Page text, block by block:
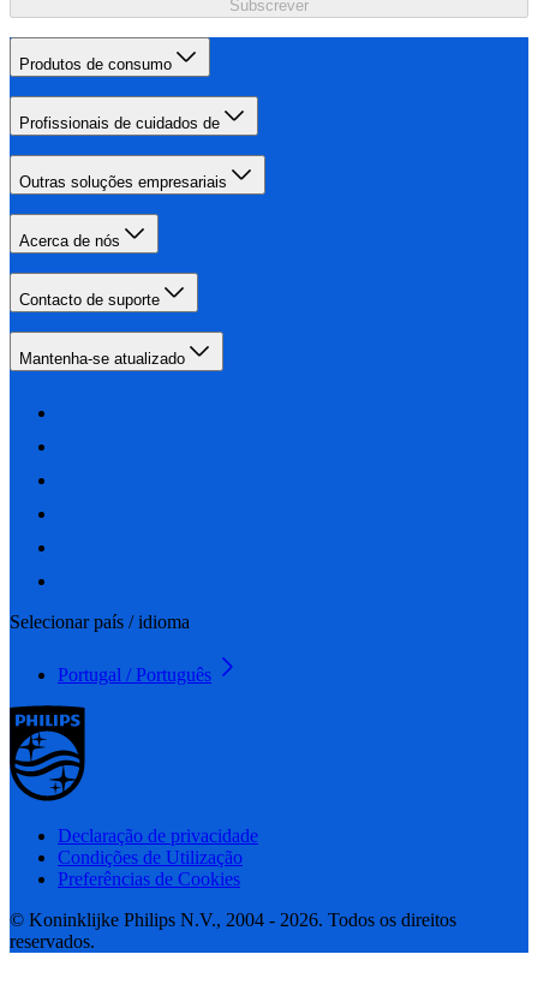
Subscrever
Produtos de consumo
Profissionais de cuidados de
Outras soluções empresariais
Acerca de nós
Contacto de suporte
Mantenha-se atualizado
Selecionar país / idioma
Portugal / Português
Declaração de privacidade
Condições de Utilização
Preferências de Cookies
© Koninklijke Philips N.V., 2004 - 2026. Todos os direitos
reservados.